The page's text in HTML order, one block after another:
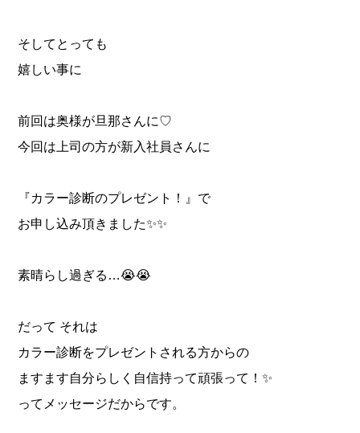
そしてとっても
嬉しい事に
前回は奥様が旦那さんに♡
今回は上司の方が新入社員さんに
『カラー診断のプレゼント！』で
お申し込み頂きました✨✨
素晴らし過ぎる…😭😭
だって それは
カラー診断をプレゼントされる方からの
ますます自分らしく自信持って頑張って！✨
ってメッセージだからです。